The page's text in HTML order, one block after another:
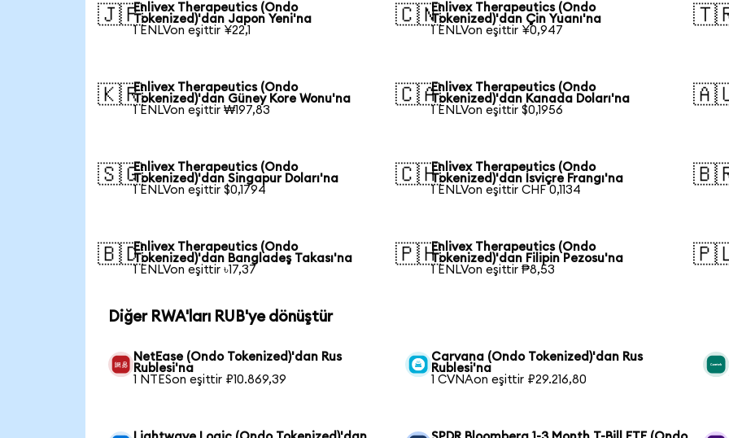
🇯🇵Enlivex Therapeutics (Ondo
Tokenized)'dan Japon Yeni'na
1 ENLVon eşittir ¥22,1
🇨🇳Enlivex Therapeutics (Ondo
Tokenized)'dan Çin Yuanı'na
1 ENLVon eşittir ¥0,947
🇰🇷Enlivex Therapeutics (Ondo
Tokenized)'dan Güney Kore Wonu'na
1 ENLVon eşittir ₩197,83
🇨🇦Enlivex Therapeutics (Ondo
Tokenized)'dan Kanada Doları'na
1 ENLVon eşittir $0,1956
🇸🇬Enlivex Therapeutics (Ondo
Tokenized)'dan Singapur Doları'na
1 ENLVon eşittir $0,1794
🇨🇭Enlivex Therapeutics (Ondo
Tokenized)'dan İsviçre Frangı'na
1 ENLVon eşittir CHF 0,1134
🇧🇩Enlivex Therapeutics (Ondo
Tokenized)'dan Bangladeş Takası'na
1 ENLVon eşittir ৳17,37
🇵🇭Enlivex Therapeutics (Ondo
Tokenized)'dan Filipin Pezosu'na
1 ENLVon eşittir ₱8,53
Diğer RWA'ları RUB'ye dönüştür
NetEase (Ondo Tokenized)'dan Rus
Rublesi'na
1 NTESon eşittir ₽10.869,39
Carvana (Ondo Tokenized)'dan Rus
Rublesi'na
1 CVNAon eşittir ₽29.216,80